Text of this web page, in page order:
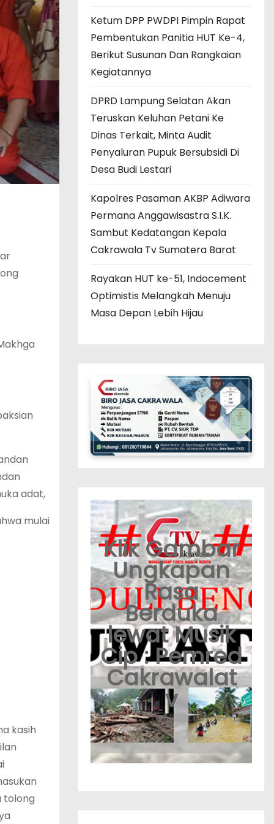
adat,
mulai
kasih
tolong
Ketum DPP PWDPI Pimpin Rapat
Pembentukan Panitia HUT Ke-4,
Berikut Susunan Dan Rangkaian
Kegiatannya
DPRD Lampung Selatan Akan
Teruskan Keluhan Petani Ke
Dinas Terkait, Minta Audit
Penyaluran Pupuk Bersubsidi Di
Desa Budi Lestari
Kapolres Pasaman AKBP Adiwara
Permana Anggawisastra S.I.K.
Sambut Kedatangan Kepala
Cakrawala Tv Sumatera Barat
Rayakan HUT ke-51, Indocement
Optimistis Melangkah Menuju
Masa Depan Lebih Hijau
Klik Gambar
Ungkapan
Rasa
Berduka
lewat Musik
Cip : Pemred
Cakrawalat
v